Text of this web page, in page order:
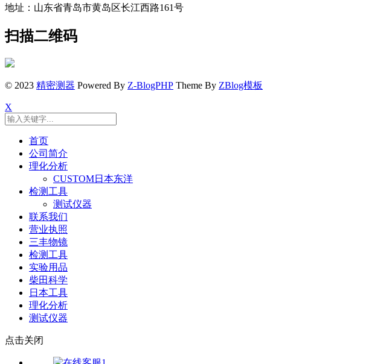
地址：山东省青岛市黄岛区长江西路161号
扫描二维码
© 2023 精密测器 Powered By Z-BlogPHP Theme By ZBlog模板
X
首页
公司简介
理化分析
CUSTOM日本东洋
检测工具
测试仪器
联系我们
营业执照
三丰物镜
检测工具
实验用品
柴田科学
日本工具
理化分析
测试仪器
点击关闭